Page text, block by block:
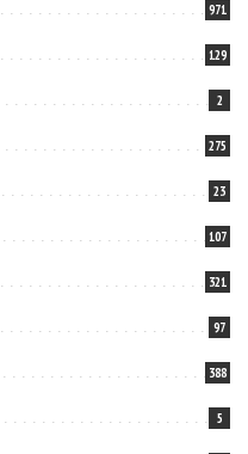
971
129
2
275
23
107
321
97
388
5